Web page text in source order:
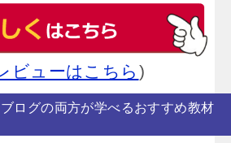
ビューはこちら )
ログの両方が学べるおすすめ教材